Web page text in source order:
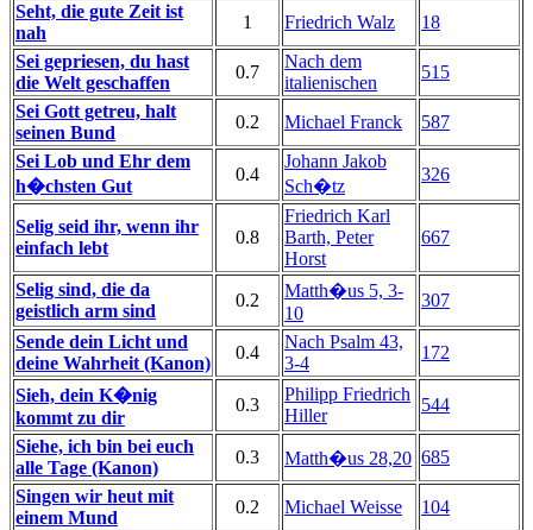
Seht, die gute Zeit ist
nah
1 Friedrich Walz
18
Sei gepriesen, du hast
die Welt geschaffen
0.7
Nach dem
italienischen
515
Sei Gott getreu, halt
seinen Bund
0.2 Michael Franck
587
Sei Lob und Ehr dem
h�chsten Gut
0.4
Johann Jakob
Sch�tz
326
Selig seid ihr, wenn ihr
einfach lebt
0.8
Friedrich Karl
Barth, Peter
Horst
667
Selig sind, die da
geistlich arm sind
0.2
Matth�us 5, 3-
10
307
Sende dein Licht und
deine Wahrheit (Kanon)
0.4
Nach Psalm 43,
3-4
172
Sieh, dein K�nig
kommt zu dir
0.3
Philipp Friedrich
Hiller
544
Siehe, ich bin bei euch
alle Tage (Kanon)
0.3 Matth�us 28,20 685
Singen wir heut mit
einem Mund
0.2 Michael Weisse
104